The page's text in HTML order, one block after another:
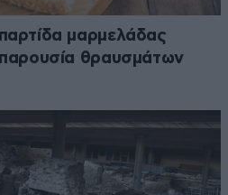
μαρμελάδας
θραυσμάτων